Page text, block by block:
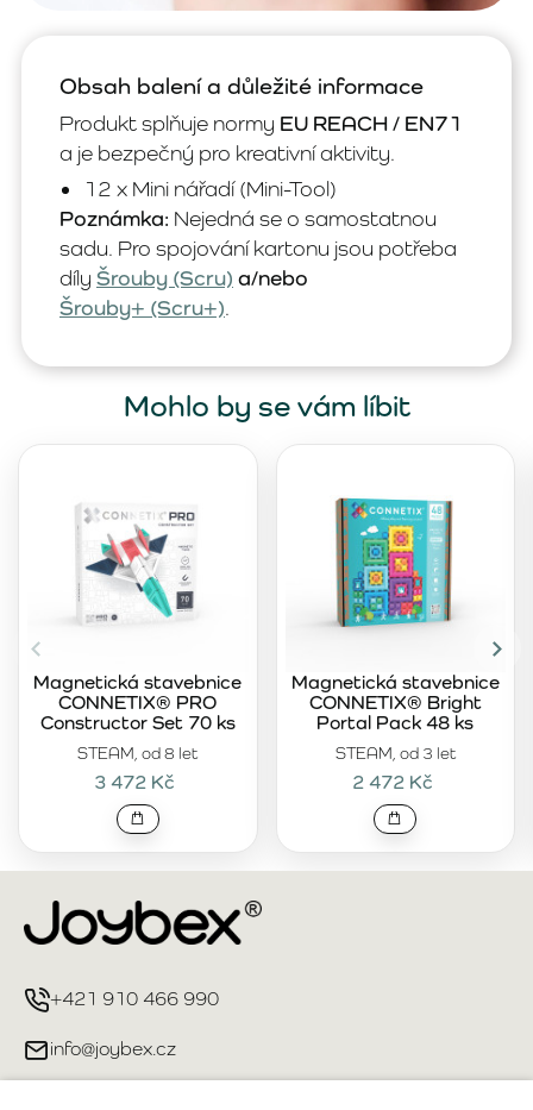
Obsah balení a důležité informace
Produkt splňuje normy EU REACH / EN71
a je bezpečný pro kreativní aktivity.
12 x Mini nářadí (Mini-Tool)
Poznámka: Nejedná se o samostatnou
sadu. Pro spojování kartonu jsou potřeba
díly Šrouby (Scru) a/nebo
Šrouby+ (Scru+).
Mohlo by se vám líbit
STEAM, od 8 let
Magnetická stavebnice
CONNETIX® PRO
Constructor Set 70 ks
3 472 Kč
STEAM, od 3 let
Magnetická stavebnice
CONNETIX® Bright
Portal Pack 48 ks
2 472 Kč
+421 910 466 990
info@joybex.cz